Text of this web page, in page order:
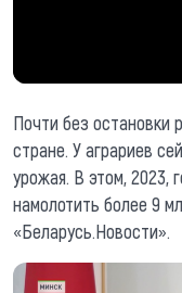
Почти без остановки
стране. У аграриев
урожая. В этом, 2023,
намолотить более 9
«Беларусь.Новости».